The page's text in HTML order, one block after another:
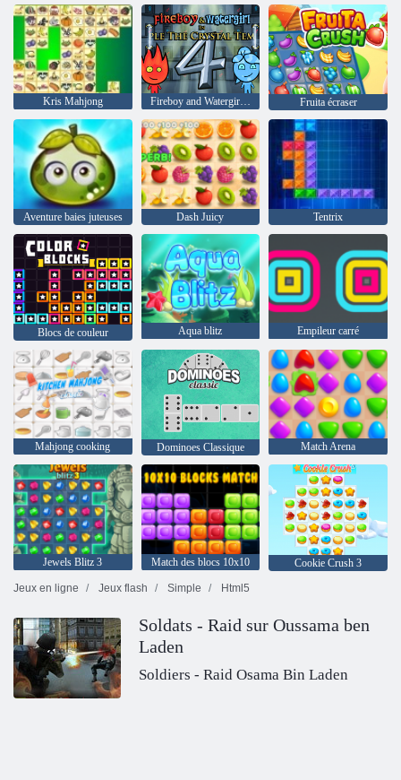
Kris Mahjong Fireboy and Watergirl 4: The Crystal Temple Fruita écraser
Aventure baies juteuses Dash Juicy Tentrix
Blocs de couleur Aqua blitz Empileur carré
Mahjong cooking Dominoes Classique Match Arena
Jewels Blitz 3 Match des blocs 10x10
Cookie Crush 3
Jeux en ligne
Jeux flash Simple Html5
Soldats - Raid sur Oussama ben
Laden
Soldiers - Raid Osama Bin Laden